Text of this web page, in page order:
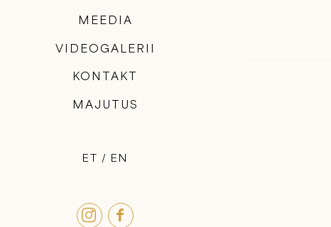
ET EN
 
MEEDIA
VIDEOGALERII
KONTAKT
MAJUTUS